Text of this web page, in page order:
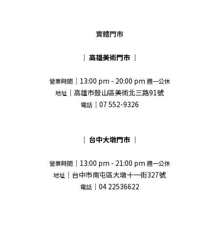
實體門市
｜ 高雄美術門市 ｜
營業時間｜13:00 pm - 20:00 pm 週一公休
地址 ｜高雄市鼓山區美術北三路91號
電話｜07 552-9326
｜ 台中大墩門市 ｜
營業時間｜13:00 pm - 21:00 pm 週一公休
地址 ｜台中市南屯區大墩十一街327號
電話｜04 22536622